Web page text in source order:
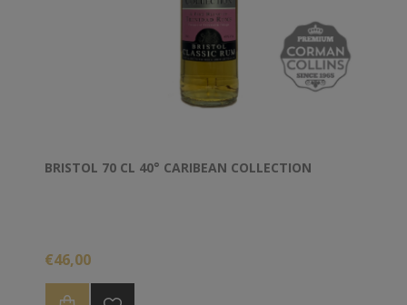
BRISTOL 70 CL 40° CARIBEAN COLLECTION
€46,00